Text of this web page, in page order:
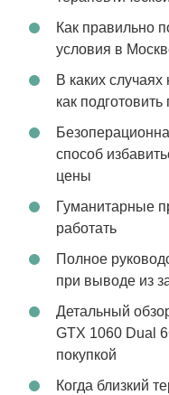
Как правильно
условия в
В каких
как
способ
цены
Гуманитарные
работать
Полное
при выводе из
Детальный
GTX 1060 Dual
покупкой
Когда близкий